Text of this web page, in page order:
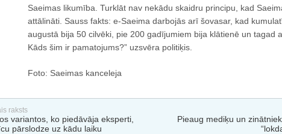
Saeimas likumība. Turklāt nav nekādu skaidru principu, kad
attālināti. Sauss fakts: e-Saeima darbojās arī šovasar, kad
augustā bija 50 cilvēki, pie 200 gadījumiem bija klātienē un tagad
Kāds šim ir pamatojums?” uzsvēra politiķis.
Foto: Saeimas kanceleja
raksts
variantos, ko piedāvāja eksperti,
pārslodze uz kādu laiku
Pieaug mediķu un